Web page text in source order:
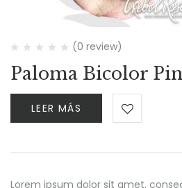
(0 review)
Paloma Bicolor
LEER MÁS
Lorem ipsum dolor sit amet,